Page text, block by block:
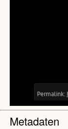
Metadaten